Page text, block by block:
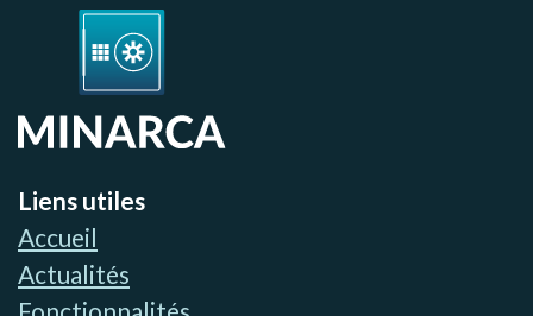
Liens utiles
Accueil
Actualités